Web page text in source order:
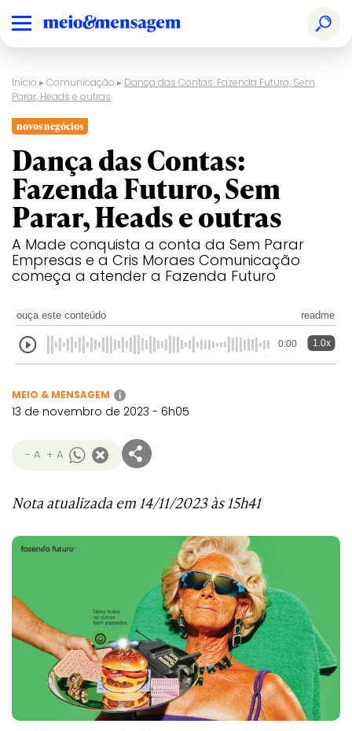
Início ▸Comunicação ▸ Dança das Contas: Fazenda Futuro, Sem
Parar, Heads e outras
novos negócios
Dança das Contas:
Fazenda Futuro, Sem
Parar, Heads e outras
A Made conquista a conta da Sem Parar
Empresas e a Cris Moraes Comunicação
começa a atender a Fazenda Futuro
ouça este conteúdo readme
0:00 1.0x
MEIO & MENSAGEM i
13 de novembro de 2023 - 6h05
- A + A
Nota atualizada em 14/11/2023 às 15h41